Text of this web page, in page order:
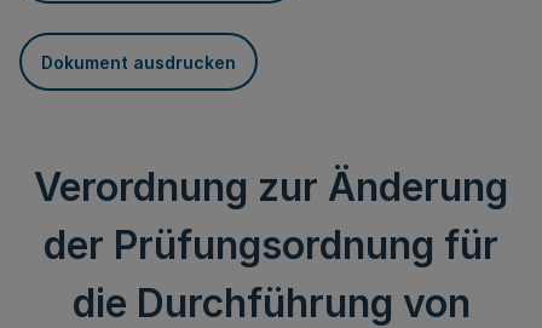
Dokument ausdrucken
Verordnung zur Änderung
der Prüfungsordnung für
die Durchführung von